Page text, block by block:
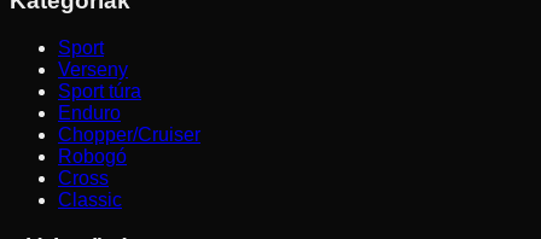
Sport
Verseny
Sport túra
Enduro
Chopper/Cruiser
Robogó
Cross
Classic